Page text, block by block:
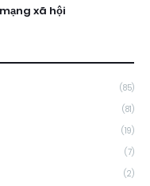
xã hội
(85)
(81)
(19)
(7)
(2)